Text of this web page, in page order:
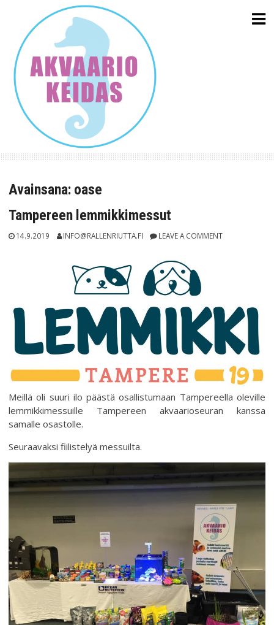
content
Avainsana: oase
Tampereen lemmikkimessut
14.9.2019 INFO@RALLENRIUTTA.FI LEAVE A COMMENT
Meillä oli suuri ilo päästä osallistumaan Tampereella oleville
lemmikkimessuille Tampereen akvaarioseuran kanssa
samalle osastolle.
Seuraavaksi fiilistelyä messuilta.